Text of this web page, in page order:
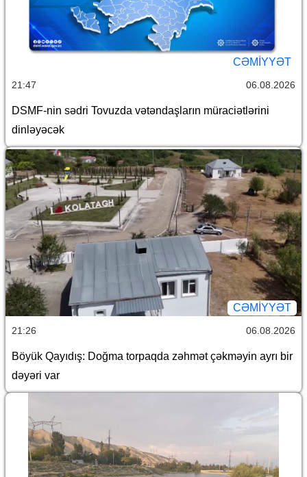
CƏMİYYƏT
21:47 06.08.2026
DSMF-nin sədri Tovuzda vətəndaşların müraciətlərini
dinləyəcək
CƏMİYYƏT
21:26 06.08.2026
Böyük Qayıdış: Doğma torpaqda zəhmət çəkməyin ayrı bir
dəyəri var